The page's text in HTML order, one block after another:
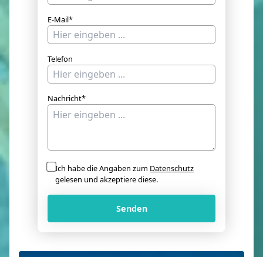
E-Mail*
Telefon
Nachricht*
Ich habe die Angaben zum Datenschutz
gelesen und akzeptiere diese.
Senden